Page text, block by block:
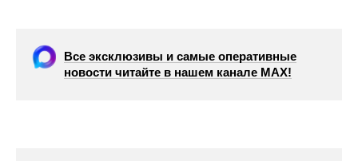
Все эксклюзивы и самые оперативные
новости читайте в нашем канале МАХ!